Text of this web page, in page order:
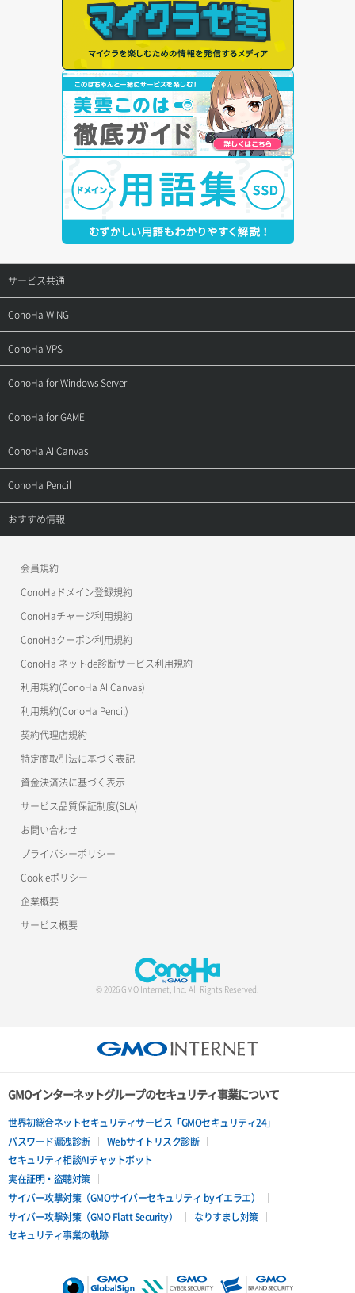
サービス共通
サポートトップ
ご契約・お支払い
用語集
お問い合わせ
ConoHa WING
サポートトップ
ご利用ガイド
お乗り換えガイド
よくある質問
ConoHa VPS
サポートトップ
ご利用ガイド
APIドキュメントVPS2.0
APIドキュメントVPS3.0
ConoHa for Windows Server
サポートトップ
ご利用ガイド
APIドキュメントVPS2.0
APIドキュメントVPS3.0
ConoHa for GAME
サポートトップ
ご利用ガイド
ConoHa AI Canvas
サポートトップ
ご利用ガイド
ConoHa Pencil
サポートトップ
おすすめ情報
美雲このは徹底ガイド
会員規約
ConoHaドメイン登録規約
ConoHaチャージ利用規約
ConoHaクーポン利用規約
ConoHa ネットde診断サービス利用規約
利用規約(ConoHa AI Canvas)
利用規約(ConoHa Pencil)
契約代理店規約
特定商取引法に基づく表記
資金決済法に基づく表示
サービス品質保証制度(SLA)
お問い合わせ
プライバシーポリシー
Cookieポリシー
企業概要
サービス概要
© 2026 GMO Internet, Inc. All Rights Reserved.
GMOインターネットグループのセキュリティ事業について
世界初総合ネットセキュリティサービス「GMOセキュリティ24」
パスワード漏洩診断
Webサイトリスク診断
セキュリティ相談AIチャットボット
実在証明・盗聴対策
サイバー攻撃対策（GMOサイバーセキュリティ byイエラエ）
サイバー攻撃対策（GMO Flatt Security）
なりすまし対策
セキュリティ事業の軌跡